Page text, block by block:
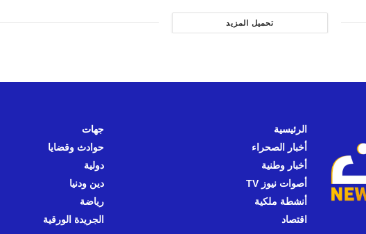
تحميل المزيد
الرئيسية
أخبار الصحراء
أخبار وطنية
أصوات نيوز TV
أنشطة ملكية
اقتصاد
جهات
حوادث وقضايا
دولية
دين ودنيا
رياضة
الجريدة الورقية